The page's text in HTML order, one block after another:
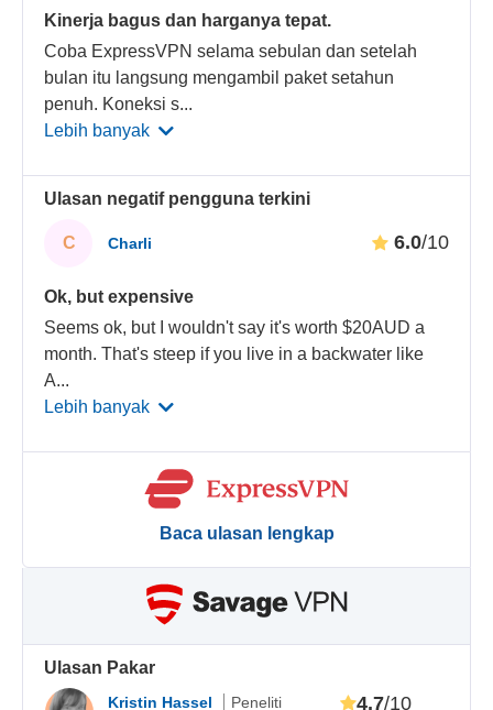
Kinerja bagus dan harganya tepat.
Coba ExpressVPN selama sebulan dan setelah
bulan itu langsung mengambil paket setahun
penuh. Koneksi s...
Lebih banyak
Ulasan negatif pengguna terkini
C Charli 6.0/10
Ok, but expensive
Seems ok, but I wouldn't say it's worth $20AUD a
month. That's steep if you live in a backwater like
A...
Lebih banyak
Baca ulasan lengkap
Ulasan Pakar
Kristin Hassel Peneliti 4.7/10